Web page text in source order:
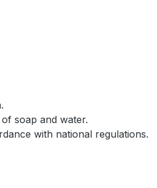
soap and water.
with national regulations.